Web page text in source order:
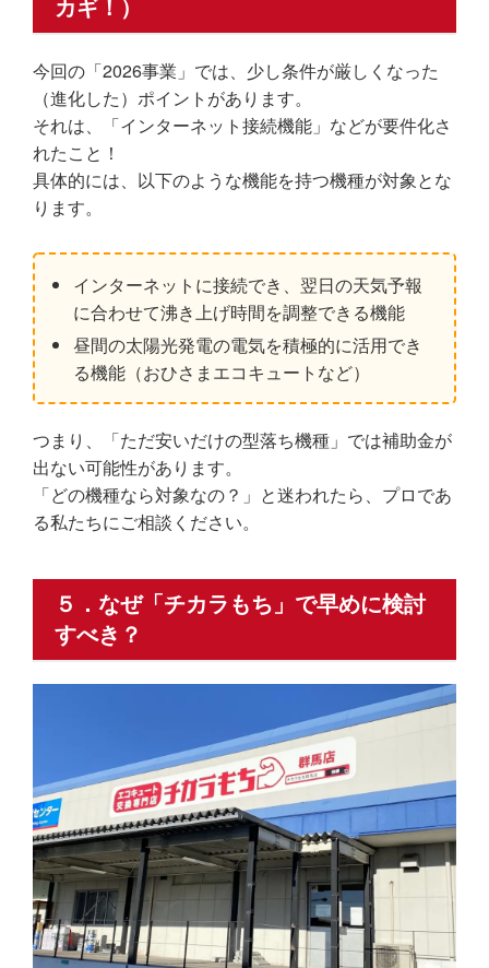
今回の「2026事業」では、少し条件が厳しくなった
（進化した）ポイントがあります。
それは、
「インターネット接続機能」などが要件化さ
れたこと！
具体的には、以下のような機能を持つ機種が対象とな
ります。
インターネットに接続でき、翌日の天気予報
に合わせて沸き上げ時間を調整できる機能
昼間の太陽光発電の電気を積極的に活用でき
る機能（おひさまエコキュートなど）
つまり、
「ただ安いだけの型落ち機種」では補助金が
出ない可能性があります。
「どの機種なら対象なの？」と迷われたら、プロであ
る私たちにご相談ください。
５．なぜ「チカラもち」で早めに検討
すべき？